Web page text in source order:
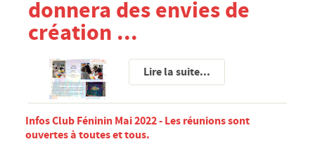
CENTRE DE LOISIRS PRIMAIRE ET MATERNEL
MAISON DE L'ANIMATION ET DE LA JEUNESSE
AUTRES SERVICES
TÉLÉCHARGEMENTS
URBANISME
donnera des envies de
création ...
Lire la suite...
Infos Club Féninin Mai 2022 - Les réunions sont
ouvertes à toutes et tous.